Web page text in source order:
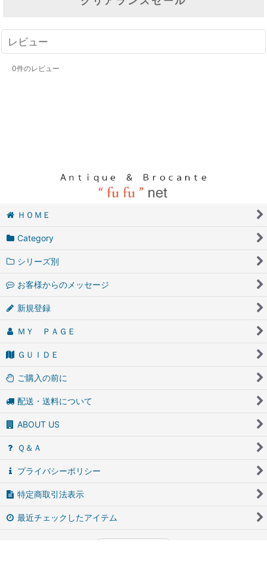
レビュー
0件のレビュー
ＨＯＭＥ
Category
シリーズ別
お客様からのメッセージ
新規登録
ＭＹ ＰＡＧＥ
ＧＵＩＤＥ
ご購入の前に
配送・送料について
ABOUT US
Ｑ＆Ａ
プライバシーポリシー
特定商取引法表示
最近チェックしたアイテム